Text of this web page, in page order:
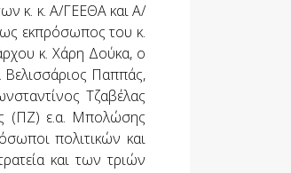
κ. κ. Α/ΓΕΕΘΑ και Α/
εκπρόσωπος του κ.
κ. Χάρη Δούκα, ο
Παππάς,
Τζαβέλας
(ΠΖ) ε.α. Μπολώσης
πολιτικών και
και των τριών